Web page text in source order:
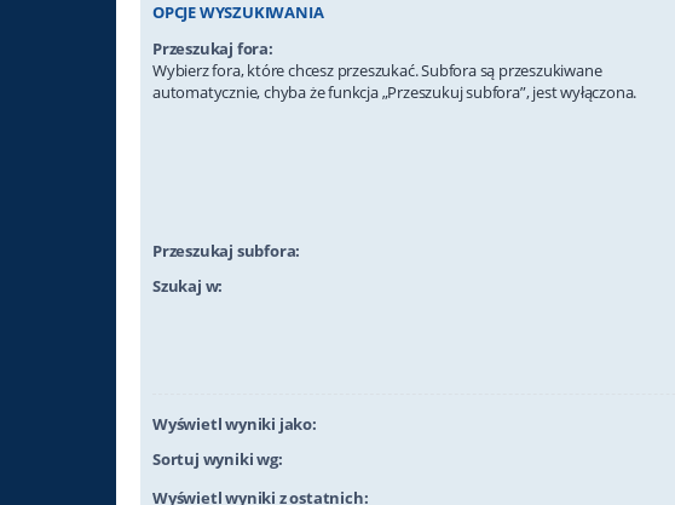
OPCJE WYSZUKIWANIA
Przeszukaj fora:
Wybierz fora, które chcesz przeszukać. Subfora są przeszukiwane
automatycznie, chyba że funkcja „Przeszukuj subfora”, jest wyłączona.
Przeszukaj subfora:
Szukaj w:
Wyświetl wyniki jako:
Sortuj wyniki wg:
Wyświetl wyniki z ostatnich: